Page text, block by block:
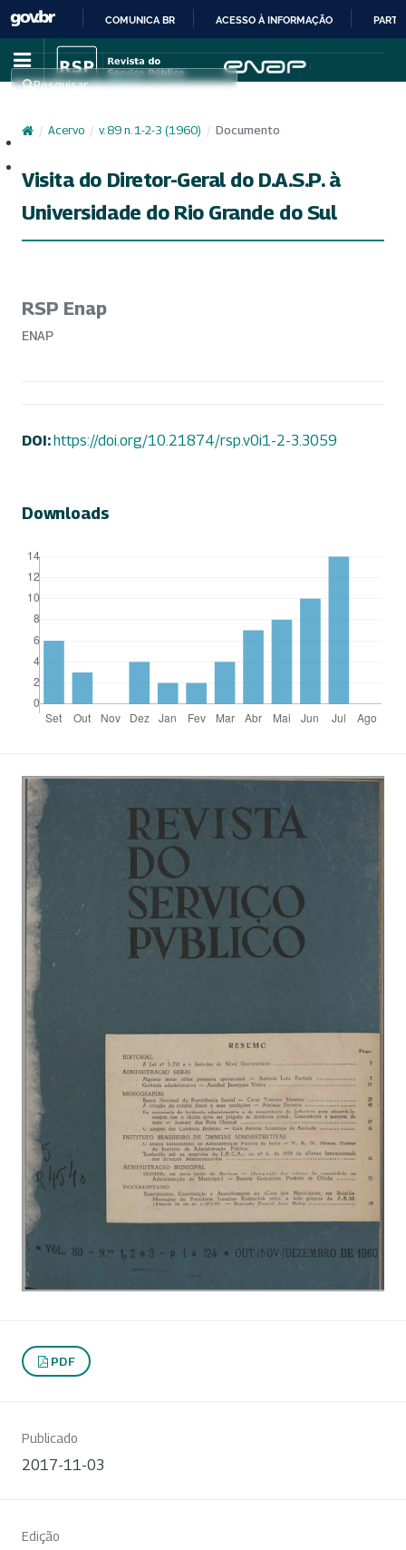
IR
PARA
CONTEÚDO
COMUNICA BR ACESSO À INFORMAÇÃO
Pesquisar
/ Acervo / v. 89 n. 1-2-3 (1960) / Documento
Visita do Diretor-Geral do D.A.S.P. à
Universidade do Rio Grande do Sul
RSP Enap
ENAP
DOI:https://doi.org/10.21874/rsp.v0i1-2-3.3059
Downloads
PDF
Publicado
2017-11-03
Edição